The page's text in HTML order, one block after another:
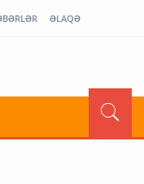
ƏLAQƏ